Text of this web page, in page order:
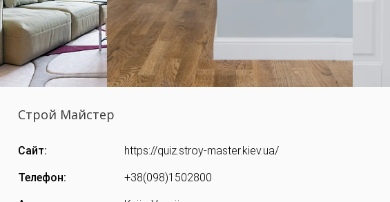
Строй Майстер
Сайт: https://quiz.stroy-master.kiev.ua/
Телефон: +38(098)1502800